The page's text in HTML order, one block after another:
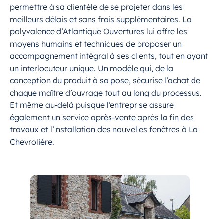
permettre à sa clientèle de se projeter dans les
meilleurs délais et sans frais supplémentaires. La
polyvalence d’Atlantique Ouvertures lui offre les
moyens humains et techniques de proposer un
accompagnement intégral à ses clients, tout en ayant
un interlocuteur unique. Un modèle qui, de la
conception du produit à sa pose, sécurise l’achat de
chaque maître d’ouvrage tout au long du processus.
Et même au-delà puisque l’entreprise assure
également un service après-vente après la fin des
travaux et l’installation des nouvelles fenêtres à La
Chevrolière.